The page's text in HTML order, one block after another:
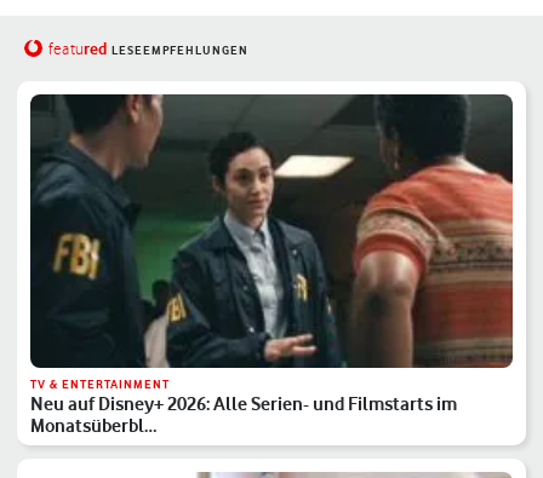
featured LESEEMPFEHLUNGEN
TV & ENTERTAINMENT
Neu auf Disney+ 2026: Alle Serien- und Filmstarts im
Monatsüberbl…